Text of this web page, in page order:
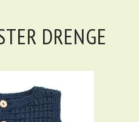
DRENGE